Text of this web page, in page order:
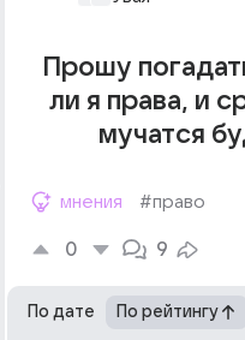
Прошу
ли я права, и
мучатся
мнения #право
0 9
По дате По рейтингу